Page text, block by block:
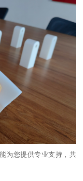
为您提供专业支持，共